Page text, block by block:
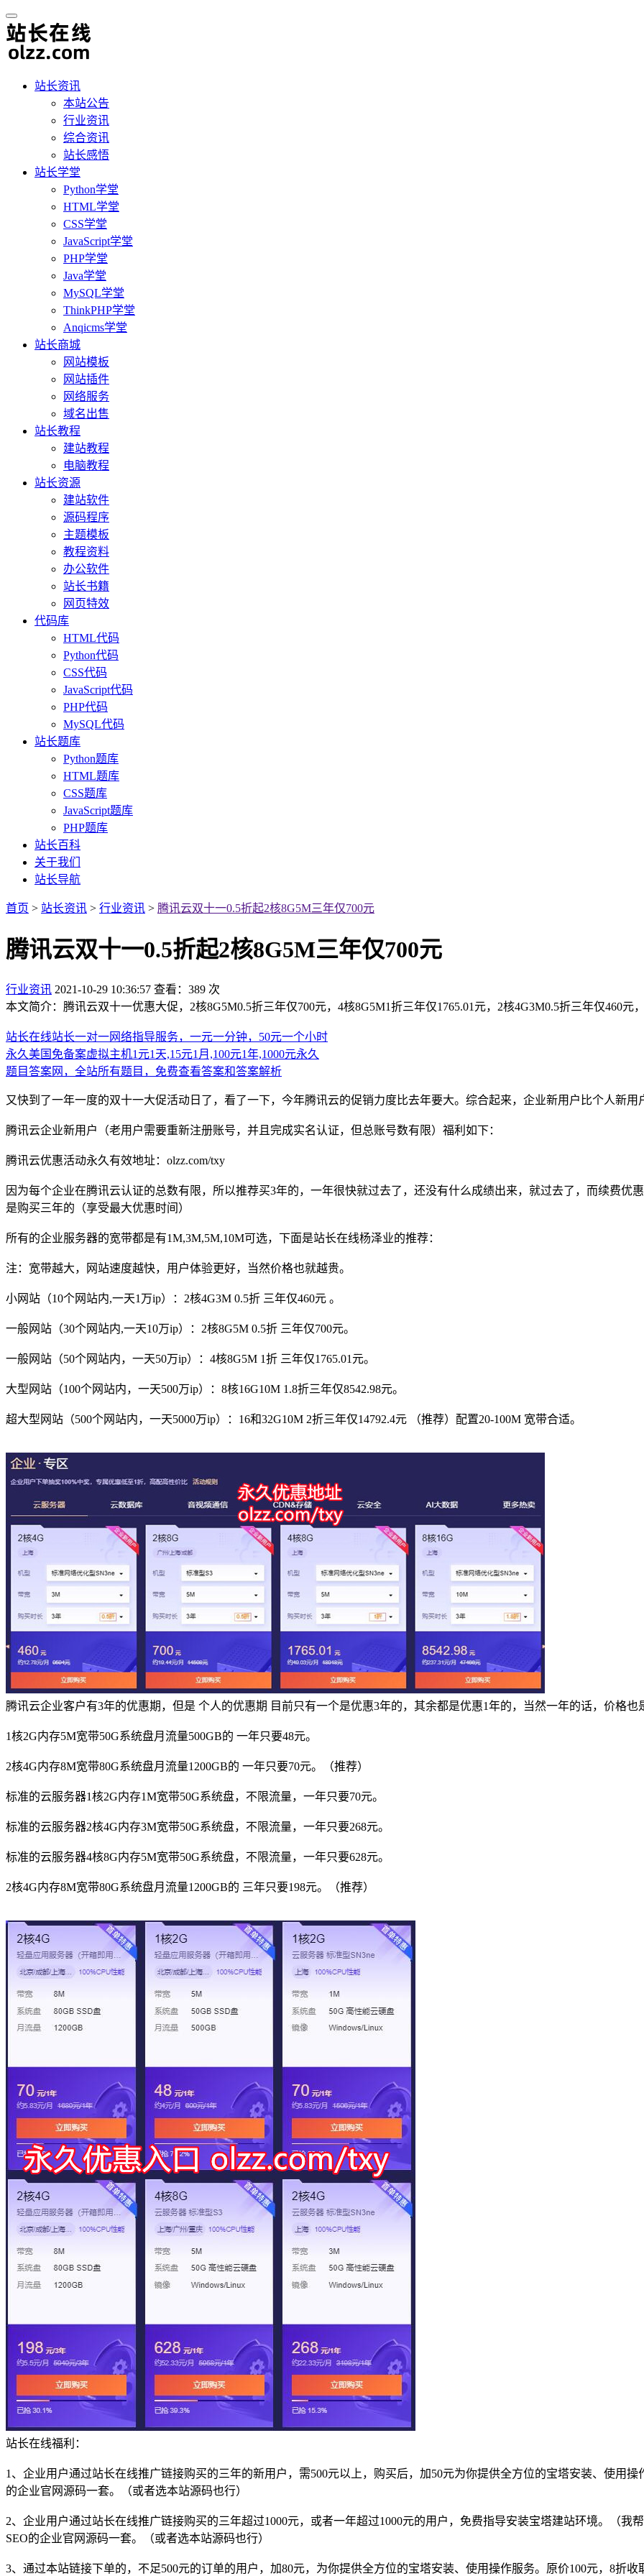
站长资讯
本站公告
行业资讯
综合资讯
站长感悟
站长学堂
Python学堂
HTML学堂
CSS学堂
JavaScript学堂
PHP学堂
Java学堂
MySQL学堂
ThinkPHP学堂
Anqicms学堂
站长商城
网站模板
网站插件
网络服务
域名出售
站长教程
建站教程
电脑教程
站长资源
建站软件
源码程序
主题模板
教程资料
办公软件
站长书籍
网页特效
代码库
HTML代码
Python代码
CSS代码
JavaScript代码
PHP代码
MySQL代码
站长题库
Python题库
HTML题库
CSS题库
JavaScript题库
PHP题库
站长百科
关于我们
站长导航
首页 > 站长资讯 > 行业资讯 > 腾讯云双十一0.5折起2核8G5M三年仅700元
腾讯云双十一0.5折起2核8G5M三年仅700元
行业资讯 2021-10-29 10:36:57 查看：389 次
本文简介：腾讯云双十一优惠大促，2核8G5M0.5折三年仅700元，4核8G5M1折三年仅1765.01元，2核4G3M0.5折三年仅460元
站长在线站长一对一网络指导服务，一元一分钟，50元一个小时
永久美国免备案虚拟主机1元1天,15元1月,100元1年,1000元永久
题目答案网，全站所有题目，免费查看答案和答案解析
又快到了一年一度的双十一大促活动日了，看了一下，今年腾讯云的促销力度比去年要大。综合起来，企业新用户比个人新用
腾讯云企业新用户（老用户需要重新注册账号，并且完成实名认证，但总账号数有限）福利如下：
腾讯云优惠活动永久有效地址：olzz.com/txy
因为每个企业在腾讯云认证的总数有限，所以推荐买3年的，一年很快就过去了，还没有什么成绩出来，就过去了，而续费优
是购买三年的（享受最大优惠时间）
所有的企业服务器的宽带都是有1M,3M,5M,10M可选，下面是站长在线杨泽业的推荐：
注：宽带越大，网站速度越快，用户体验更好，当然价格也就越贵。
小网站（10个网站内,一天1万ip）：2核4G3M 0.5折 三年仅460元 。
一般网站（30个网站内,一天10万ip）：2核8G5M 0.5折 三年仅700元。
一般网站（50个网站内，一天50万ip）：4核8G5M 1折 三年仅1765.01元。
大型网站（100个网站内，一天500万ip）：8核16G10M 1.8折三年仅8542.98元。
超大型网站（500个网站内，一天5000万ip）：16和32G10M 2折三年仅14792.4元 （推荐）配置20-100M 宽带合适。
腾讯云企业客户有3年的优惠期，但是 个人的优惠期 目前只有一个是优惠3年的，其余都是优惠1年的，当然一年的话，价格也
1核2G内存5M宽带50G系统盘月流量500GB的 一年只要48元。
2核4G内存8M宽带80G系统盘月流量1200GB的 一年只要70元。（推荐）
标准的云服务器1核2G内存1M宽带50G系统盘，不限流量，一年只要70元。
标准的云服务器2核4G内存3M宽带50G系统盘，不限流量，一年只要268元。
标准的云服务器4核8G内存5M宽带50G系统盘，不限流量，一年只要628元。
2核4G内存8M宽带80G系统盘月流量1200GB的 三年只要198元。（推荐）
站长在线福利：
1、企业用户通过站长在线推广链接购买的三年的新用户，需500元以上，购买后，加50元为你提供全方位的宝塔安装、使用
的企业官网源码一套。（或者选本站源码也行）
2、企业用户通过站长在线推广链接购买的三年超过1000元，或者一年超过1000元的用户，免费指导安装宝塔建站环境。（
SEO的企业官网源码一套。（或者选本站源码也行）
3、通过本站链接下单的，不足500元的订单的用户，加80元，为你提供全方位的宝塔安装、使用操作服务。原价100元，8折